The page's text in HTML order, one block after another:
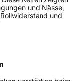
und Nässe,
und